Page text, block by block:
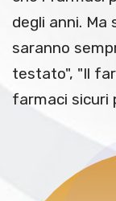
degli anni. Ma
saranno
testato", "Il
farmaci sicuri